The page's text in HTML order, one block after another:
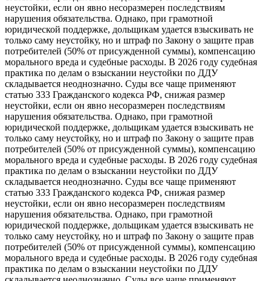
неустойки, если он явно несоразмерен последствиям
нарушения обязательства. Однако, при грамотной
юридической поддержке, дольщикам удается взыскивать не
только саму неустойку, но и штраф по Закону о защите прав
потребителей (50% от присужденной суммы), компенсацию
морального вреда и судебные расходы. В 2026 году судебная
практика по делам о взыскании неустойки по ДДУ
складывается неоднозначно. Суды все чаще применяют
статью 333 Гражданского кодекса РФ, снижая размер
неустойки, если он явно несоразмерен последствиям
нарушения обязательства. Однако, при грамотной
юридической поддержке, дольщикам удается взыскивать не
только саму неустойку, но и штраф по Закону о защите прав
потребителей (50% от присужденной суммы), компенсацию
морального вреда и судебные расходы. В 2026 году судебная
практика по делам о взыскании неустойки по ДДУ
складывается неоднозначно. Суды все чаще применяют
статью 333 Гражданского кодекса РФ, снижая размер
неустойки, если он явно несоразмерен последствиям
нарушения обязательства. Однако, при грамотной
юридической поддержке, дольщикам удается взыскивать не
только саму неустойку, но и штраф по Закону о защите прав
потребителей (50% от присужденной суммы), компенсацию
морального вреда и судебные расходы. В 2026 году судебная
практика по делам о взыскании неустойки по ДДУ